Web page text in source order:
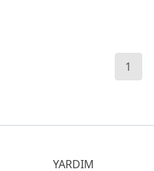
1
YARDIM